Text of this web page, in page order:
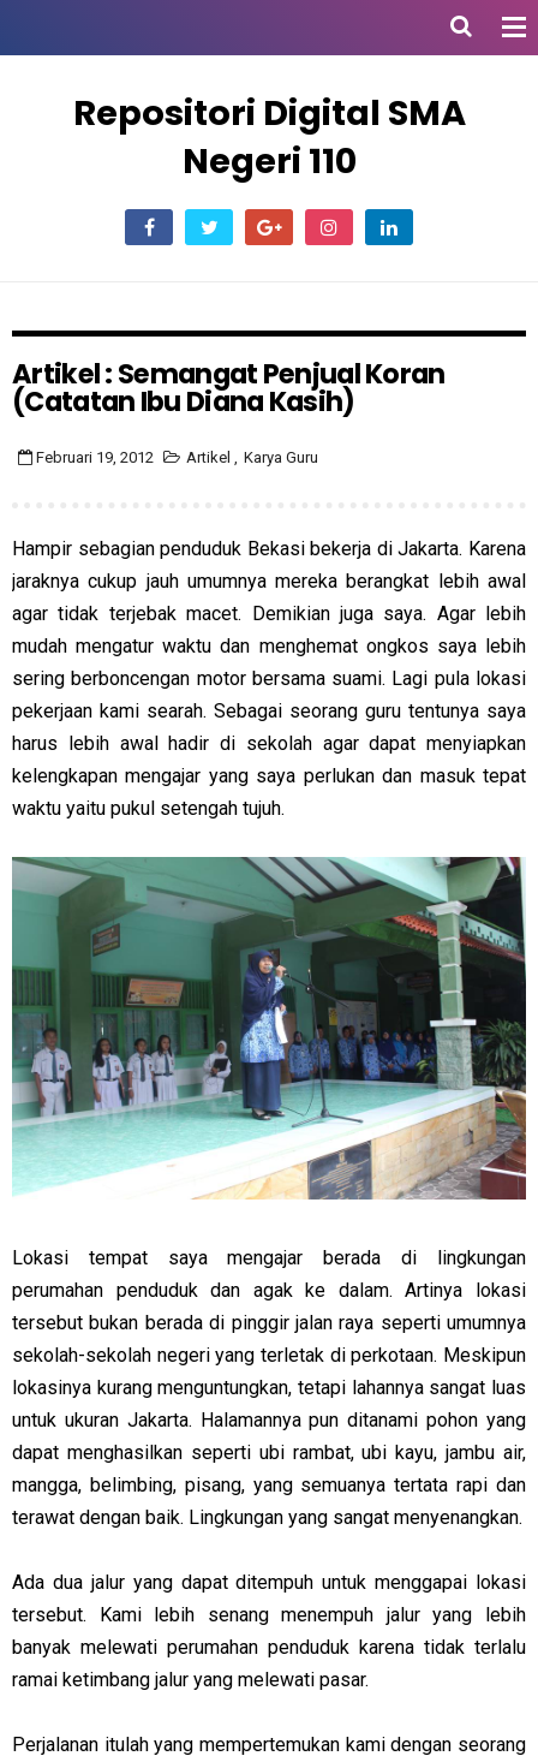
Repositori Digital SMA
Negeri 110
Artikel : Semangat Penjual Koran
(Catatan Ibu Diana Kasih)
Februari 19, 2012 Artikel , Karya Guru
Hampir sebagian penduduk Bekasi bekerja di Jakarta. Karena
jaraknya cukup jauh umumnya mereka berangkat lebih awal
agar tidak terjebak macet. Demikian juga saya. Agar lebih
mudah mengatur waktu dan menghemat ongkos saya lebih
sering berboncengan motor bersama suami. Lagi pula lokasi
pekerjaan kami searah. Sebagai seorang guru tentunya saya
harus lebih awal hadir di sekolah agar dapat menyiapkan
kelengkapan mengajar yang saya perlukan dan masuk tepat
waktu yaitu pukul setengah tujuh.
Lokasi tempat saya mengajar berada di lingkungan
perumahan penduduk dan agak ke dalam. Artinya lokasi
tersebut bukan berada di pinggir jalan raya seperti umumnya
sekolah-sekolah negeri yang terletak di perkotaan. Meskipun
lokasinya kurang menguntungkan, tetapi lahannya sangat luas
untuk ukuran Jakarta. Halamannya pun ditanami pohon yang
dapat menghasilkan seperti ubi rambat, ubi kayu, jambu air,
mangga, belimbing, pisang, yang semuanya tertata rapi dan
terawat dengan baik. Lingkungan yang sangat menyenangkan.
Ada dua jalur yang dapat ditempuh untuk menggapai lokasi
tersebut. Kami lebih senang menempuh jalur yang lebih
banyak melewati perumahan penduduk karena tidak terlalu
ramai ketimbang jalur yang melewati pasar.
Perjalanan itulah yang mempertemukan kami dengan seorang